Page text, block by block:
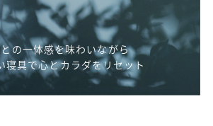
の一体感を味わいながら
寝具で心とカラダをリセット